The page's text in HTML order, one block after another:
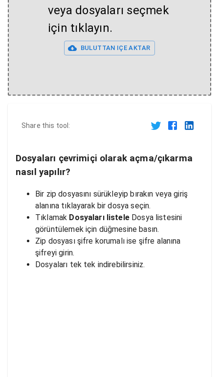
veya dosyaları seçmek
için tıklayın.
BULUTTAN IÇE AKTAR
Share this tool:
Dosyaları çevrimiçi olarak açma/çıkarma
nasıl yapılır?
Bir zip dosyasını sürükleyip bırakın veya giriş
alanına tıklayarak bir dosya seçin.
Tıklamak Dosyaları listeleDosya listesini
görüntülemek için düğmesine basın.
Zip dosyası şifre korumalı ise şifre alanına
şifreyi girin.
Dosyaları tek tek indirebilirsiniz.